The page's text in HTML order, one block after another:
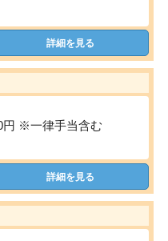
詳細を見る
円 ※一律手当含む
詳細を見る